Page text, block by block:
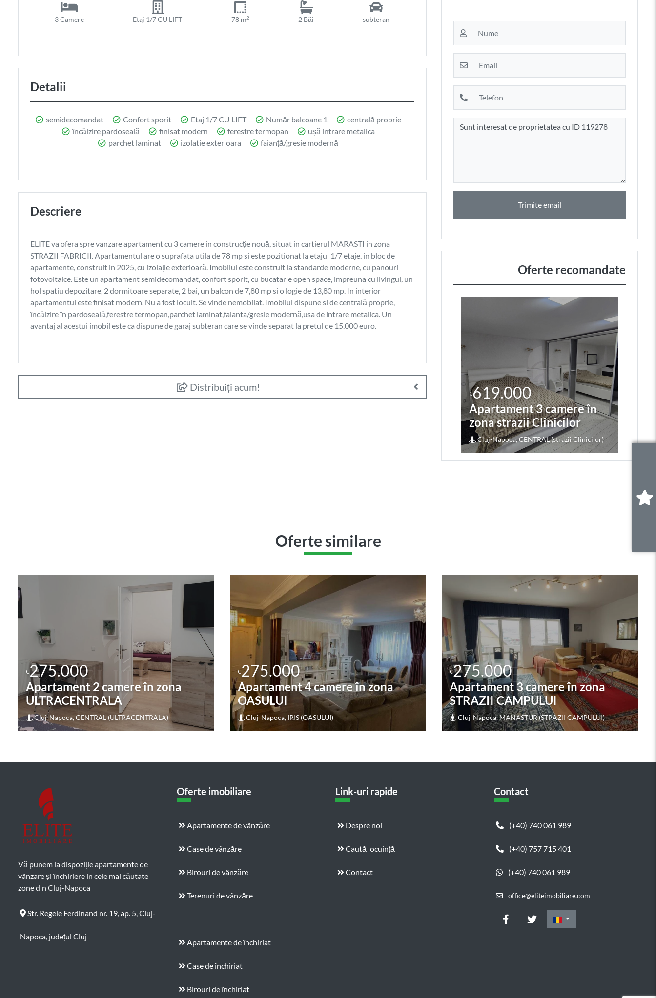
3 Camere Etaj 1/7 CU LIFT 78 m2 2 Băi subteran
Detalii
semidecomandat Confort sporit Etaj 1/7 CU LIFT Număr balcoane 1
centrală proprie
încălzire pardoseală
finisat modern ferestre termopan
ușă intrare metalica
parchet laminat
izolatie exterioara faianță/gresie modernă
Descriere
ELITE va ofera spre vanzare apartament cu 3 camere in construcție nouă, situat in cartierul MARASTI in zona
STRAZII FABRICII. Apartamentul are o suprafata utila de 78 mp si este pozitionat la etajul 1/7 etaje, in bloc de
apartamente, construit in 2025, cu izolație exterioară. Imobilul este construit la standarde moderne, cu panouri
fotovoltaice. Este un apartament semidecomandat, confort sporit, cu bucatarie open space, impreuna cu livingul, un
hol spatiu depozitare, 2 dormitoare separate, 2 bai, un balcon de 7,80 mp si o logie de 13,80 mp. In interior
apartamentul este finisat modern. Nu a fost locuit. Se vinde nemobilat. Imobilul dispune si de centrală proprie,
încălzire în pardoseală,ferestre termopan,parchet laminat,faianta/gresie modernă,usa de intrare metalica. Un
avantaj al acestui imobil este ca dispune de garaj subteran care se vinde separat la pretul de 15.000 euro.
Distribuiți acum!
Trimite email
Oferte recomandate
619.000 €619.000
Apartament 3 camere în
zona strazii Clinicilor
Cluj-Napoca, CENTRAL (strazii Clinicilor)
Oferte similare
€275.000
Apartament 4 camere în zona
OASULUI
Cluj-Napoca, IRIS (OASULUI)
€275.000
Apartament 3 camere în zona
STRAZII CAMPULUI
Cluj-Napoca, MANASTUR (STRAZII CAMPULUI)
275.000
Apartament 2 camere în zona
CASA DE CULTURA A
STUDENTILOR
Cluj-Napoca, CENTRAL (CASA DE CULTURA A
STUDENTILOR)
Vă punem la dispoziție apartamente de
vânzare și închiriere in cele mai căutate
zone din Cluj-Napoca
Str. Regele Ferdinand nr. 19, ap. 5, Cluj-
Napoca, județul Cluj
Oferte imobiliare
Apartamente de vânzăre
Case de vânzăre
Birouri de vânzăre
Terenuri de vânzăre
Apartamente de închiriat
Case de închiriat
Birouri de închiriat
Link-uri rapide
Despre noi
Caută locuință
Contact
Contact
(+40) 740 061 989
(+40) 757 715 401
(+40) 740 061 989
office@eliteimobiliare.com